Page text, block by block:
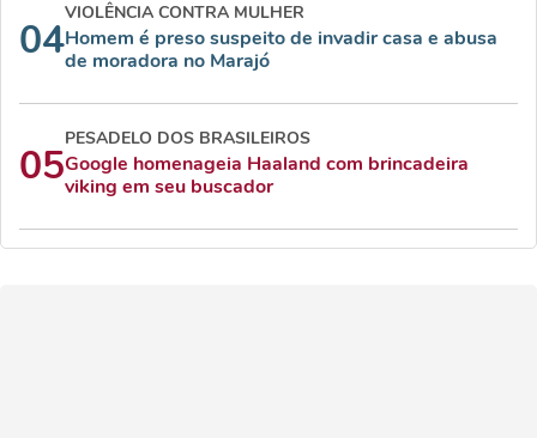
04
VIOLÊNCIA CONTRA MULHER
Homem é preso suspeito de invadir casa e abusa
de moradora no Marajó
05
PESADELO DOS BRASILEIROS
Google homenageia Haaland com brincadeira
viking em seu buscador